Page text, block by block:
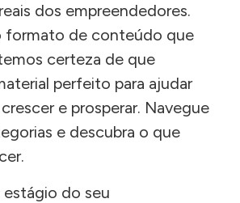
dos empreendedores.
formato de conteúdo que
certeza de que
perfeito para ajudar
e prosperar. Navegue
e descubra o que
do seu